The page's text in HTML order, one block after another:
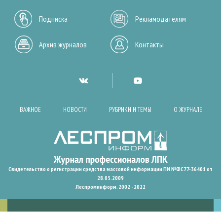
Подписка Рекламодателям
Архив журналов Контакты
ВАЖНОЕ НОВОСТИ РУБРИКИ И ТЕМЫ О ЖУРНАЛЕ
Свидетельство о регистрации средства массовой информации ПИ №ФС77-36401 от
28.05.2009
Леспроминформ. 2002 - 2022